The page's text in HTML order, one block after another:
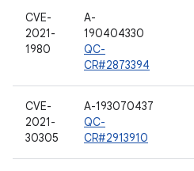
CVE-
2021-
1980
A-
190404330
QC-
CR#2873394
CVE-
2021-
30305
A-193070437
QC-
CR#2913910